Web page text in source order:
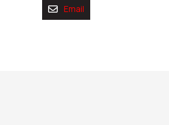
Email